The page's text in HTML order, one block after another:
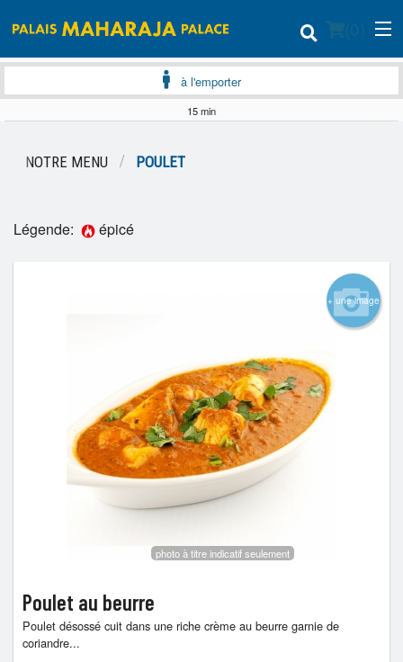
Français
Rechercher
à l'emporter
15 min
NOTRE MENU POULET
Légende: épicé
+ une image
photo à titre indicatif seulement
Poulet au beurre
Poulet désossé cuit dans une riche crème au beurre garnie de
coriandre...